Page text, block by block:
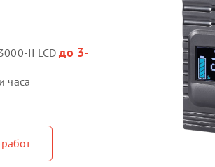
II LCDдо 3-
часа